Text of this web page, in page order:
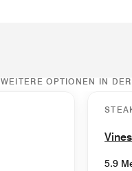
WEITERE OPTIONEN IN
5.9